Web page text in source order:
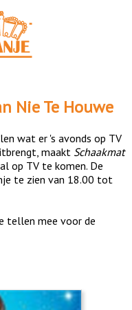
Nie Te Houwe
wat er 's avonds op TV
maakt Schaakmat
op TV te komen. De
te zien van 18.00 tot
tellen mee voor de